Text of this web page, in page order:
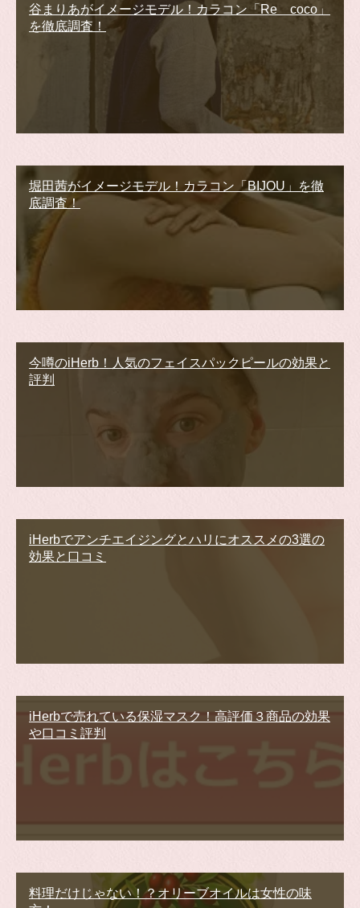
谷まりあがイメージモデル！カラコン「Re coco」
を徹底調査！
堀田茜がイメージモデル！カラコン「BIJOU」を徹
底調査！
今噂のiHerb！人気のフェイスパックピールの効果と
評判
iHerbでアンチエイジングとハリにオススメの3選の
効果と口コミ
iHerbで売れている保湿マスク！高評価３商品の効果
や口コミ評判
料理だけじゃない！？オリーブオイルは女性の味